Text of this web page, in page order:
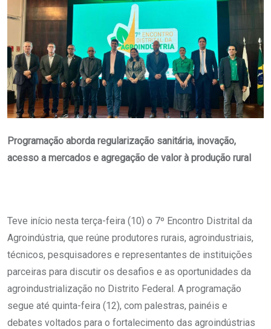
Programação aborda regularização sanitária, inovação,
acesso a mercados e agregação de valor à produção rural
Teve início nesta terça-feira (10) o 7º Encontro Distrital da
Agroindústria, que reúne produtores rurais, agroindustriais,
técnicos, pesquisadores e representantes de instituições
parceiras para discutir os desafios e as oportunidades da
agroindustrialização no Distrito Federal. A programação
segue até quinta-feira (12), com palestras, painéis e
debates voltados para o fortalecimento das agroindústrias